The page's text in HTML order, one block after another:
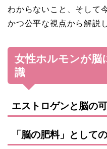
わからないこと、そして
かつ公平な視点から解説
女性ホルモンが脳
識
エストロゲンと脳の
「脳の肥料」として